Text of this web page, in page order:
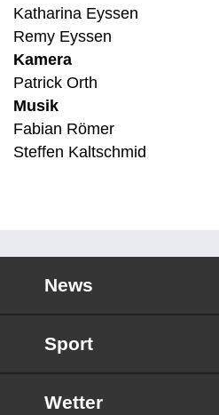
Katharina Eyssen
Remy Eyssen
Kamera
Patrick Orth
Musik
Fabian Römer
Steffen Kaltschmid
News
Sport
Wetter